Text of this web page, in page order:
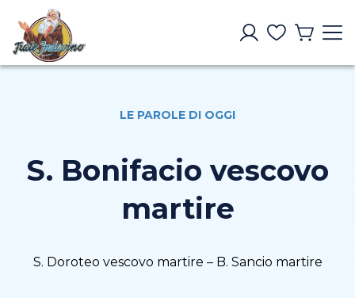
LE PAROLE DI OGGI
S. Bonifacio vescovo
martire
S. Doroteo vescovo martire – B. Sancio martire